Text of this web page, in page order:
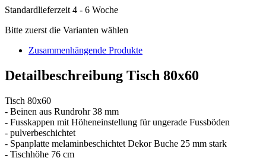
Standardlieferzeit 4 - 6 Woche
Bitte zuerst die Varianten wählen
Zusammenhängende Produkte
Detailbeschreibung Tisch 80x60
Tisch 80x60
- Beinen aus Rundrohr 38 mm
- Fusskappen mit Höheneinstellung für ungerade Fussböden
- pulverbeschichtet
- Spanplatte melaminbeschichtet Dekor Buche 25 mm stark
- Tischhöhe 76 cm